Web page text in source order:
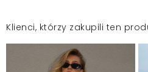
Klienci, którzy zakupili ten